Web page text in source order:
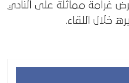
غرامة مماثلة على النادي
خلال اللقاء.